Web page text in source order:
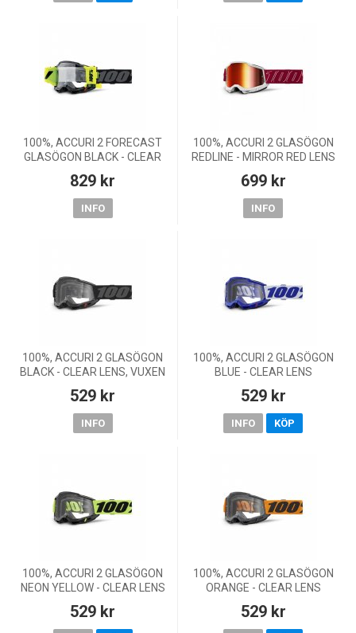
100%, ACCURI 2 FORECAST
GLASÖGON BLACK - CLEAR
829 kr
INFO
100%, ACCURI 2 GLASÖGON
REDLINE - MIRROR RED LENS
699 kr
INFO
100%, ACCURI 2 GLASÖGON
BLACK - CLEAR LENS, VUXEN
529 kr
INFO
100%, ACCURI 2 GLASÖGON
BLUE - CLEAR LENS
529 kr
INFO KÖP
100%, ACCURI 2 GLASÖGON
NEON YELLOW - CLEAR LENS
529 kr
100%, ACCURI 2 GLASÖGON
ORANGE - CLEAR LENS
529 kr